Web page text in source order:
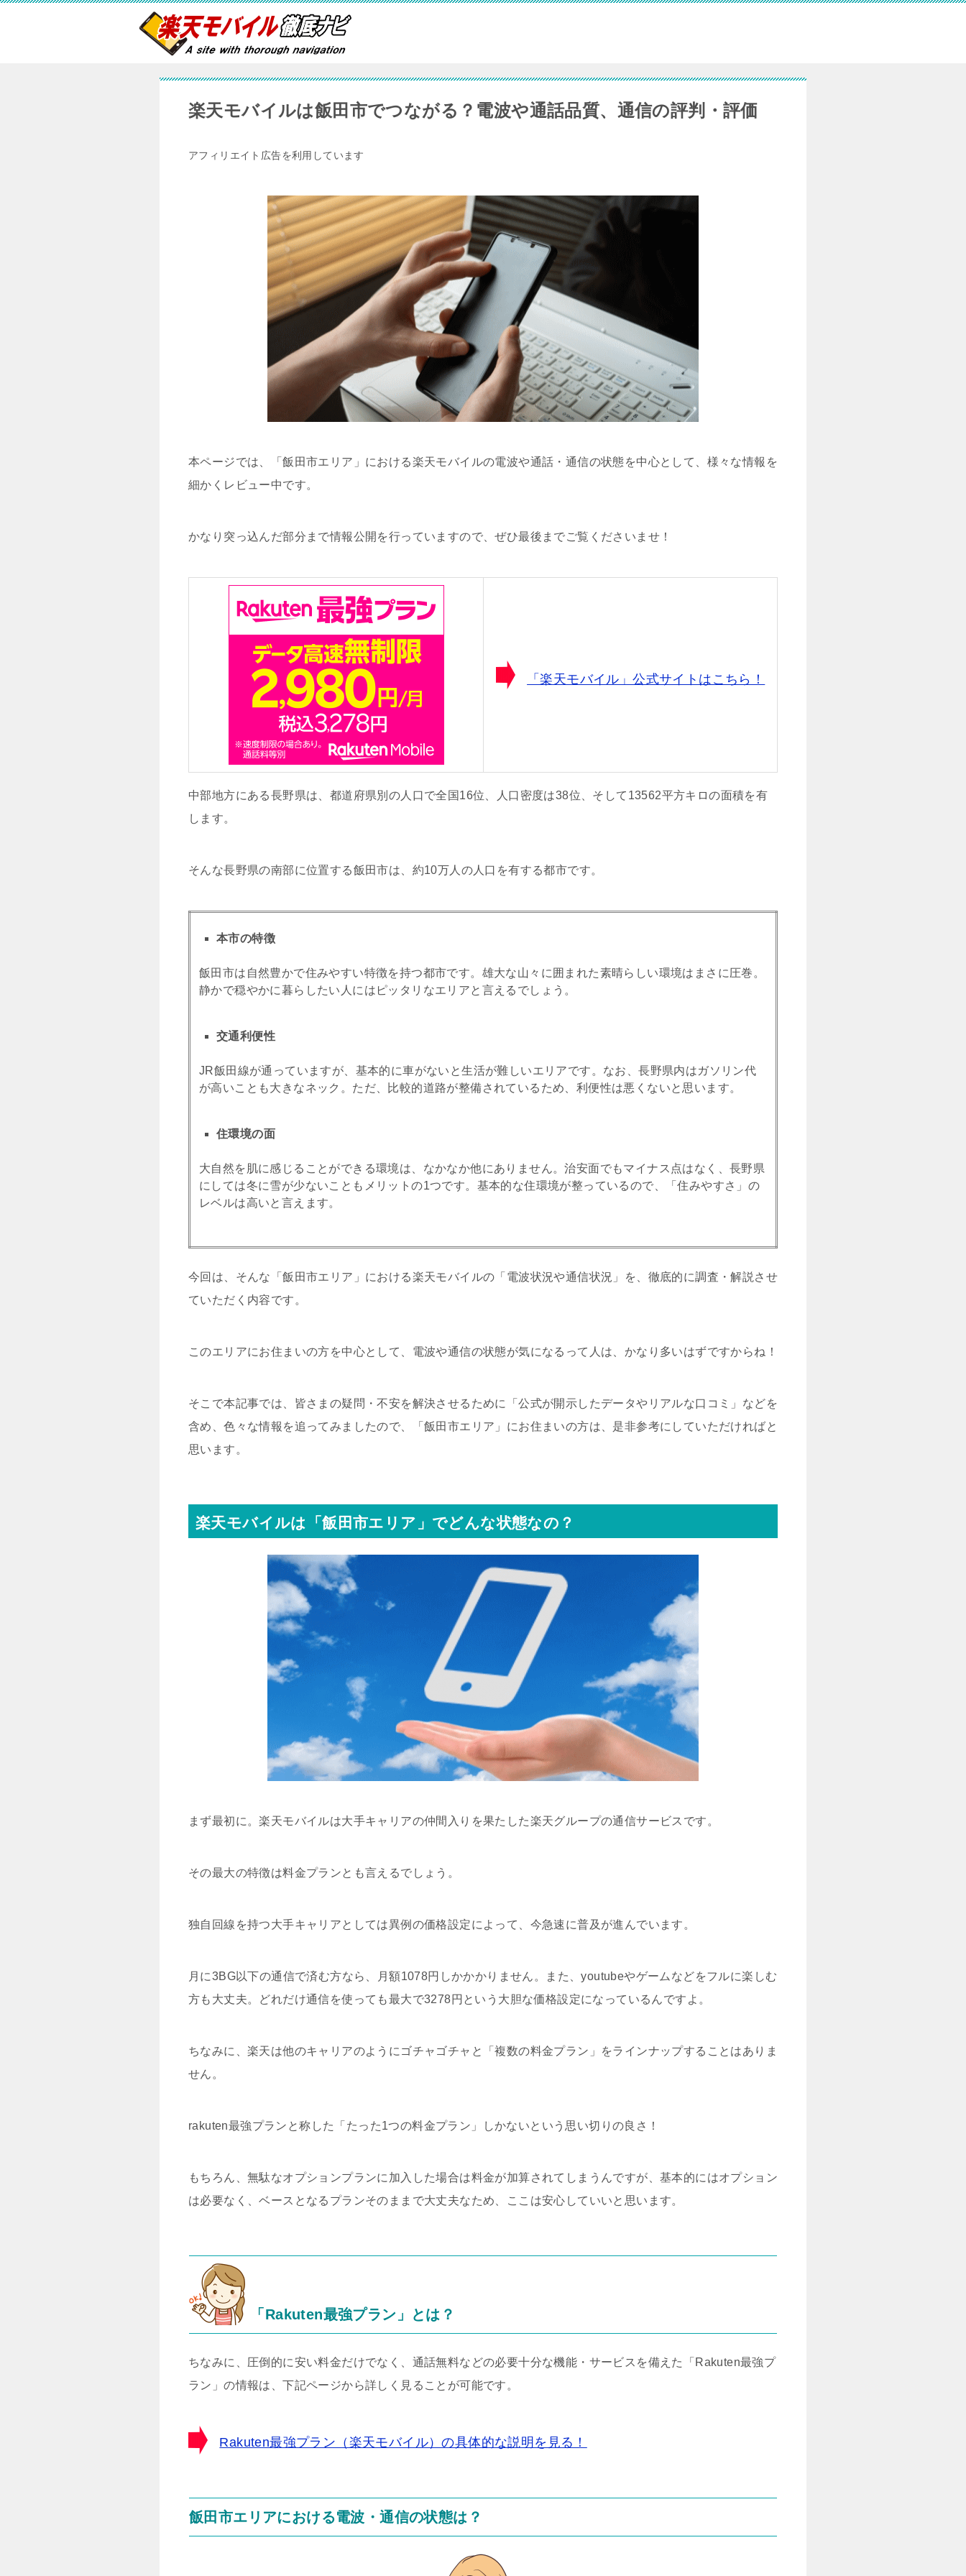
楽天モバイルは飯田市でつながる？電波や通話品質、通信の評判・評価
アフィリエイト広告を利用しています
本ページでは、「飯田市エリア」における楽天モバイルの電波や通話・通信の状態を中心として、様々な情報を
細かくレビュー中です。
かなり突っ込んだ部分まで情報公開を行っていますので、ぜひ最後までご覧くださいませ！
「楽天モバイル」公式サイトはこちら！
中部地方にある長野県は、都道府県別の人口で全国16位、人口密度は38位、そして13562平方キロの面積を有
します。
そんな長野県の南部に位置する飯田市は、約10万人の人口を有する都市です。
本市の特徴
飯田市は自然豊かで住みやすい特徴を持つ都市です。雄大な山々に囲まれた素晴らしい環境はまさに圧巻。
静かで穏やかに暮らしたい人にはピッタリなエリアと言えるでしょう。
交通利便性
JR飯田線が通っていますが、基本的に車がないと生活が難しいエリアです。なお、長野県内はガソリン代
が高いことも大きなネック。ただ、比較的道路が整備されているため、利便性は悪くないと思います。
住環境の面
大自然を肌に感じることができる環境は、なかなか他にありません。治安面でもマイナス点はなく、長野県
にしては冬に雪が少ないこともメリットの1つです。基本的な住環境が整っているので、「住みやすさ」の
レベルは高いと言えます。
今回は、そんな「飯田市エリア」における楽天モバイルの「電波状況や通信状況」を、徹底的に調査・解説させ
ていただく内容です。
このエリアにお住まいの方を中心として、電波や通信の状態が気になるって人は、かなり多いはずですからね！
そこで本記事では、皆さまの疑問・不安を解決させるために「公式が開示したデータやリアルな口コミ」などを
含め、色々な情報を追ってみましたので、「飯田市エリア」にお住まいの方は、是非参考にしていただければと
思います。
楽天モバイルは「飯田市エリア」でどんな状態なの？
まず最初に。楽天モバイルは大手キャリアの仲間入りを果たした楽天グループの通信サービスです。
その最大の特徴は料金プランとも言えるでしょう。
独自回線を持つ大手キャリアとしては異例の価格設定によって、今急速に普及が進んでいます。
月に3BG以下の通信で済む方なら、月額1078円しかかかりません。また、youtubeやゲームなどをフルに楽しむ
方も大丈夫。どれだけ通信を使っても最大で3278円という大胆な価格設定になっているんですよ。
ちなみに、楽天は他のキャリアのようにゴチャゴチャと「複数の料金プラン」をラインナップすることはありま
せん。
rakuten最強プランと称した「たった1つの料金プラン」しかないという思い切りの良さ！
もちろん、無駄なオプションプランに加入した場合は料金が加算されてしまうんですが、基本的にはオプション
は必要なく、ベースとなるプランそのままで大丈夫なため、ここは安心していいと思います。
「Rakuten最強プラン」とは？
ちなみに、圧倒的に安い料金だけでなく、通話無料などの必要十分な機能・サービスを備えた「Rakuten最強プ
ラン」の情報は、下記ページから詳しく見ることが可能です。
Rakuten最強プラン（楽天モバイル）の具体的な説明を見る！
飯田市エリアにおける電波・通信の状態は？